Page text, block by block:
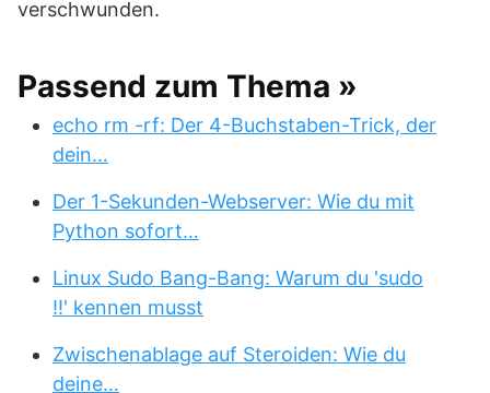
verschwunden.
Passend zum Thema »
echo rm -rf: Der 4-Buchstaben-Trick, der
dein…
Der 1-Sekunden-Webserver: Wie du mit
Python sofort…
Linux Sudo Bang-Bang: Warum du 'sudo
!!' kennen musst
Zwischenablage auf Steroiden: Wie du
deine…